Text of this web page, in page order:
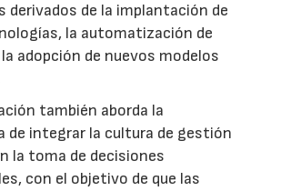
derivados de la implantación de
la automatización de
adopción de nuevos modelos
también aborda la
de integrar la cultura de gestión
la toma de decisiones
con el objetivo de que las